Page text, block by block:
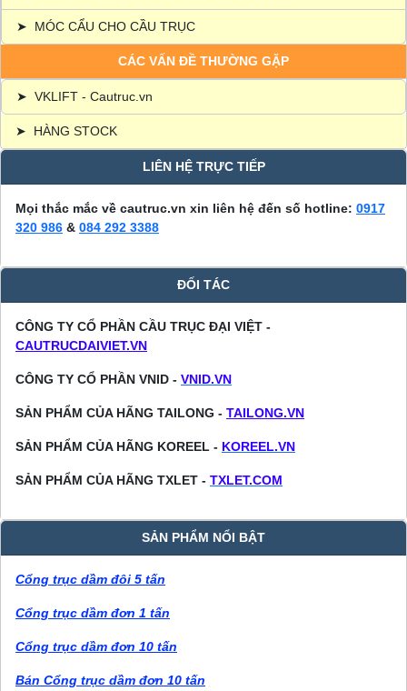
➤ MÓC CẨU CHO CẦU TRỤC
CÁC VẤN ĐỀ THƯỜNG GẶP
➤ VKLIFT - Cautruc.vn
➤ HÀNG STOCK
LIÊN HỆ TRỰC TIẾP
Mọi thắc mắc về cautruc.vn xin liên hệ đến số hotline: 0917
320 986 & 084 292 3388
ĐỐI TÁC
CÔNG TY CỔ PHẦN CẦU TRỤC ĐẠI VIỆT -
CAUTRUCDAIVIET.VN
CÔNG TY CỔ PHẦN VNID - VNID.VN
SẢN PHẨM CỦA HÃNG TAILONG - TAILONG.VN
SẢN PHẨM CỦA HÃNG KOREEL - KOREEL.VN
SẢN PHẨM CỦA HÃNG TXLET - TXLET.COM
SẢN PHẨM NỔI BẬT
Cổng trục dầm đôi 5 tấn
Cổng trục dầm đơn 1 tấn
Cổng trục dầm đơn 10 tấn
Bán Cổng trục dầm đơn 10 tấn